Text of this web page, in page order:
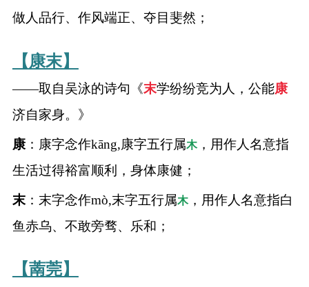
做人品行、作风端正、夺目斐然；
【康末】
——取自吴泳的诗句《末学纷纷竞为人，公能康
济自家身。》
康：康字念作kāng,康字五行属木，用作人名意指
生活过得裕富顺利，身体康健；
末：末字念作mò,末字五行属木，用作人名意指白
鱼赤乌、不敢旁骛、乐和；
【萳莞】